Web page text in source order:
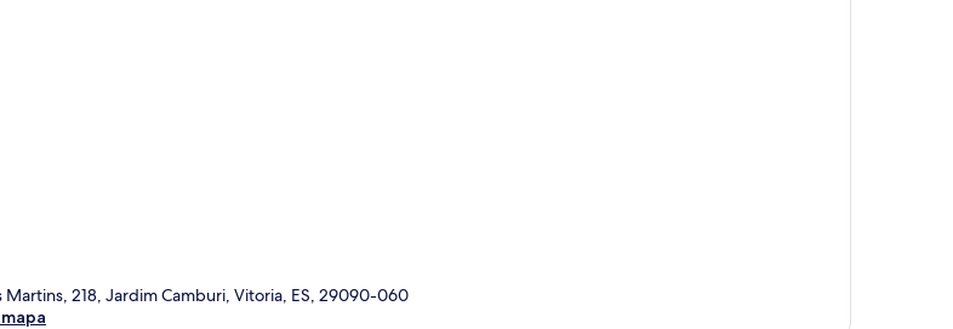
Martins, 218, Jardim Camburi, Vitoria, ES, 29090-060